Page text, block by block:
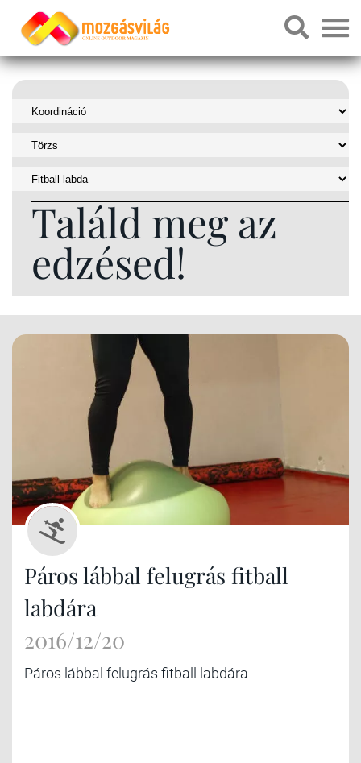
Találd meg az
edzésed!
Páros lábbal felugrás fitball
labdára
2016/12/20
Páros lábbal felugrás fitball labdára